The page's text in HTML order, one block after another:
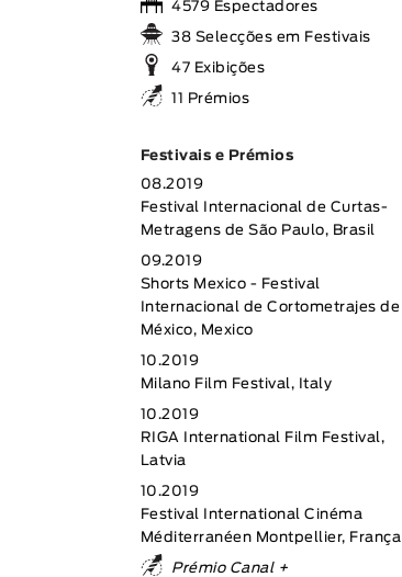
4579 Espectadores
38 Selecções em Festivais
47 Exibições
11 Prémios
Festivais e Prémios
08.2019
Festival Internacional de Curtas-
Metragens de São Paulo, Brasil
09.2019
Shorts Mexico - Festival
Internacional de Cortometrajes de
México, Mexico
10.2019
Milano Film Festival, Italy
10.2019
RIGA International Film Festival,
Latvia
10.2019
Festival International Cinéma
Méditerranéen Montpellier, França
Prémio Canal +